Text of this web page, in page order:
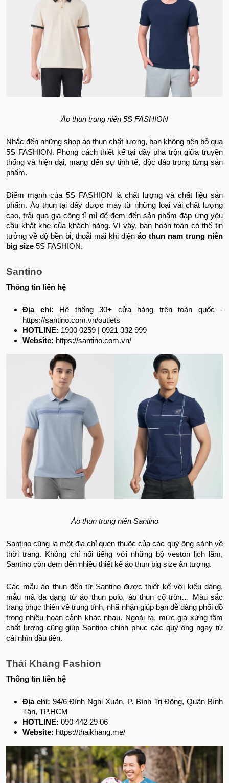
Áo thun trung niên 5S FASHION
Nhắc đến những shop áo thun chất lượng, bạn không nên bỏ qua
5S FASHION. Phong cách thiết kế tại đây pha trộn giữa truyền
thống và hiện đại, mang đến sự tinh tế, độc đáo trong từng sản
phẩm.
Điểm mạnh của 5S FASHION là chất lượng và chất liệu sản
phẩm. Áo thun tại đây được may từ những loại vải chất lượng
cao, trải qua gia công tỉ mỉ để đem đến sản phẩm đáp ứng yêu
cầu khắt khe của khách hàng. Vì vậy, bạn hoàn toàn có thể tin
tưởng về độ bền bỉ, thoải mái khi diện áo thun nam trung niên
big size 5S FASHION.
Santino
Thông tin liên hệ
Địa chỉ: Hệ thống 30+ cửa hàng trên toàn quốc -
https://santino.com.vn/outlets
HOTLINE: 1900 0259 | 0921 332 999
Website: https://santino.com.vn/
Áo thun trung niên Santino
Santino cũng là một địa chỉ quen thuộc của các quý ông sành về
thời trang. Không chỉ nổi tiếng với những bộ veston lịch lãm,
Santino còn đem đến nhiều thiết kế áo thun big size ấn tượng.
Các mẫu áo thun đến từ Santino được thiết kế với kiểu dáng,
mẫu mã đa dạng từ áo thun polo, áo thun cổ tròn… Màu sắc
trang phục thiên về trung tính, nhã nhặn giúp bạn dễ dàng phối đồ
trong nhiều hoàn cảnh khác nhau. Ngoài ra, mức giá xứng tầm
chất lượng cũng giúp Santino chinh phục các quý ông ngay từ
cái nhìn đầu tiên.
Thái Khang Fashion
Thông tin liên hệ
Địa chỉ: 94/6 Đình Nghi Xuân, P. Bình Trị Đông, Quận Bình
Tân, TP.HCM
HOTLINE: 090 442 29 06
Website: https://thaikhang.me/